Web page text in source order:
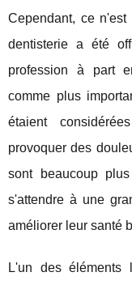
Cependant, ce
dentisterie a été
profession à part
comme plus
étaient
provoquer des
sont beaucoup
s'attendre à une
améliorer leur santé
L'un des éléments